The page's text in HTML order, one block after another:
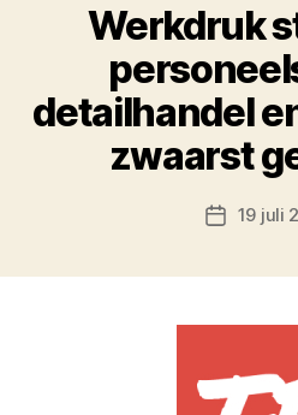
Werkdruk
detailhandel
zwaarst
19 juli